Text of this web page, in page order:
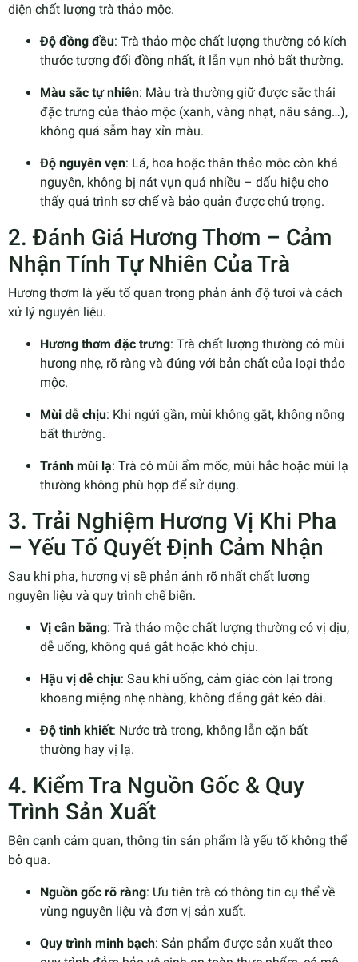
diện chất lượng trà thảo mộc.
Độ đồng đều: Trà thảo mộc chất lượng thường có kích
thước tương đối đồng nhất, ít lẫn vụn nhỏ bất thường.
Màu sắc tự nhiên: Màu trà thường giữ được sắc thái
đặc trưng của thảo mộc (xanh, vàng nhạt, nâu sáng…),
không quá sẫm hay xỉn màu.
Độ nguyên vẹn: Lá, hoa hoặc thân thảo mộc còn khá
nguyên, không bị nát vụn quá nhiều – dấu hiệu cho
thấy quá trình sơ chế và bảo quản được chú trọng.
2. Đánh Giá Hương Thơm – Cảm
Nhận Tính Tự Nhiên Của Trà
Hương thơm là yếu tố quan trọng phản ánh độ tươi và cách
xử lý nguyên liệu.
Hương thơm đặc trưng: Trà chất lượng thường có mùi
hương nhẹ, rõ ràng và đúng với bản chất của loại thảo
mộc.
Mùi dễ chịu: Khi ngửi gần, mùi không gắt, không nồng
bất thường.
Tránh mùi lạ: Trà có mùi ẩm mốc, mùi hắc hoặc mùi lạ
thường không phù hợp để sử dụng.
3. Trải Nghiệm Hương Vị Khi Pha
– Yếu Tố Quyết Định Cảm Nhận
Sau khi pha, hương vị sẽ phản ánh rõ nhất chất lượng
nguyên liệu và quy trình chế biến.
Vị cân bằng: Trà thảo mộc chất lượng thường có vị dịu,
dễ uống, không quá gắt hoặc khó chịu.
Hậu vị dễ chịu: Sau khi uống, cảm giác còn lại trong
khoang miệng nhẹ nhàng, không đắng gắt kéo dài.
Độ tinh khiết: Nước trà trong, không lẫn cặn bất
thường hay vị lạ.
4. Kiểm Tra Nguồn Gốc & Quy
Trình Sản Xuất
Bên cạnh cảm quan, thông tin sản phẩm là yếu tố không thể
bỏ qua.
Nguồn gốc rõ ràng: Ưu tiên trà có thông tin cụ thể về
vùng nguyên liệu và đơn vị sản xuất.
Quy trình minh bạch: Sản phẩm được sản xuất theo